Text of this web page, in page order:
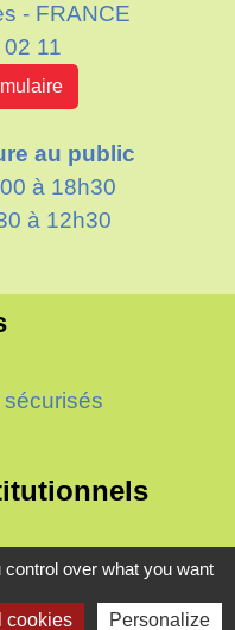
- FRANCE
11
au public
à 18h30
à 12h30
over what you want
cookies Personalize